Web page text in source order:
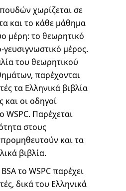
χωρίζεται σε
και το κάθε μάθημα
μέρη: το θεωρητικό
γευσιγνωστικό μέρος.
του θεωρητικού
παρέχονται
τα Ελληνικά βιβλία
και οι οδηγοί
Παρέχεται
στους
και τα
βιβλία.
το WSPC παρέχει
δικά του Ελληνικά